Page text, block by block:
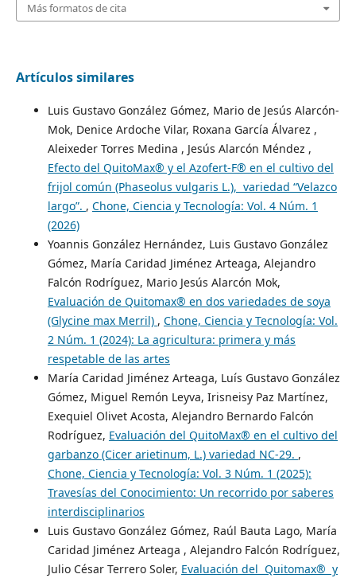
Más formatos de cita
Artículos similares
Luis Gustavo González Gómez, Mario de Jesús Alarcón-
Mok, Denice Ardoche Vilar, Roxana García Álvarez ,
Aleixeder Torres Medina , Jesús Alarcón Méndez ,
Efecto del QuitoMax® y el Azofert-F® en el cultivo del
frijol común (Phaseolus vulgaris L.), variedad “Velazco
largo”. , Chone, Ciencia y Tecnología: Vol. 4 Núm. 1
(2026)
Yoannis González Hernández, Luis Gustavo González
Gómez, María Caridad Jiménez Arteaga, Alejandro
Falcón Rodríguez, Mario Jesús Alarcón Mok,
Evaluación de Quitomax® en dos variedades de soya
(Glycine max Merril) , Chone, Ciencia y Tecnología: Vol.
2 Núm. 1 (2024): La agricultura: primera y más
respetable de las artes
María Caridad Jiménez Arteaga, Luís Gustavo González
Gómez, Miguel Remón Leyva, Irisneisy Paz Martínez,
Exequiel Olivet Acosta, Alejandro Bernardo Falcón
Rodríguez, Evaluación del QuitoMax® en el cultivo del
garbanzo (Cicer arietinum, L.) variedad NC-29. ,
Chone, Ciencia y Tecnología: Vol. 3 Núm. 1 (2025):
Travesías del Conocimiento: Un recorrido por saberes
interdisciplinarios
Luis Gustavo González Gómez, Raúl Bauta Lago, María
Caridad Jiménez Arteaga , Alejandro Falcón Rodríguez,
Julio César Terrero Soler, Evaluación del Quitomax® y